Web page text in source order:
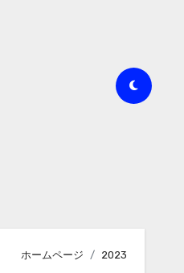
ホームページ 2023